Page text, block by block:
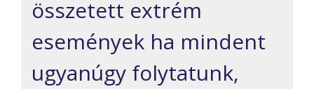
összetett extrém
események ha mindent
ugyanúgy folytatunk,